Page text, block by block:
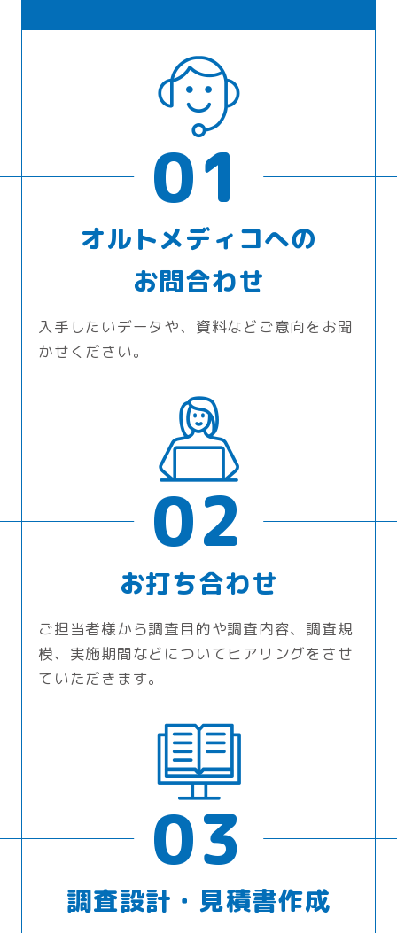
01
オルトメディコへの
お問合わせ
入手したいデータや、資料などご意向をお聞
かせください。
02
お打ち合わせ
ご担当者様から調査目的や調査内容、調査規
模、実施期間などについてヒアリングをさせ
ていただきます。
03
調査設計・見積書作成